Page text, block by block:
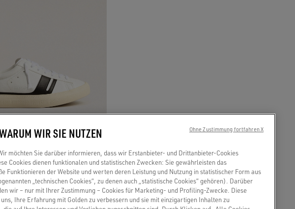
Yatay Model 1B mit weißem
Material und schwarzem Y
WIR SIE NUTZEN
möchten Sie darüber informieren, dass wir Erstanbieter- und Drittanbieter-Cookies
Cookies dienen funktionalen und statistischen Zwecken: Sie gewährleisten das
Funktionieren der Website und werten deren Leistung und Nutzung in statistischer Form aus
„technischen Cookies“, zu denen auch „statistische Cookies“ gehören). Darüber
wir – nur mit Ihrer Zustimmung – Cookies für Marketing- und Profiling-Zwecke. Diese
Ihre Erfahrung mit Golden zu verbessern und sie mit einzigartigen Inhalten zu
Ohne Zustimmung fortfahren X